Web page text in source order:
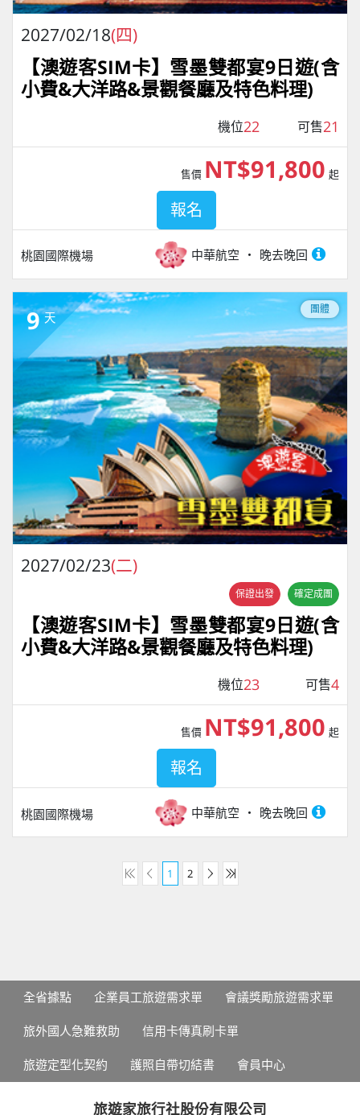
2027/02/18(四)
【澳遊客SIM卡】雪墨雙都宴9日遊(含
小費&大洋路&景觀餐廳及特色料理)
機位22 可售21
桃園國際機場 中華航空 晚去晚回
售價 NT$91,800 起
報名
9 天
團體
2027/02/23(二)
保證出發 確定成團
【澳遊客SIM卡】雪墨雙都宴9日遊(含
小費&大洋路&景觀餐廳及特色料理)
機位23 可售4
桃園國際機場 中華航空 晚去晚回
售價 NT$91,800 起
報名
1 2
全省據點 企業員工旅遊需求單 會議獎勵旅遊需求單
旅外國人急難救助 信用卡傳真刷卡單
旅遊定型化契約 護照自帶切結書 會員中心
旅遊家旅行社股份有限公司